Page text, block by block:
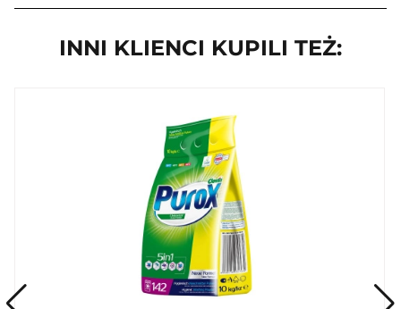
INNI KLIENCI KUPILI TEŻ: